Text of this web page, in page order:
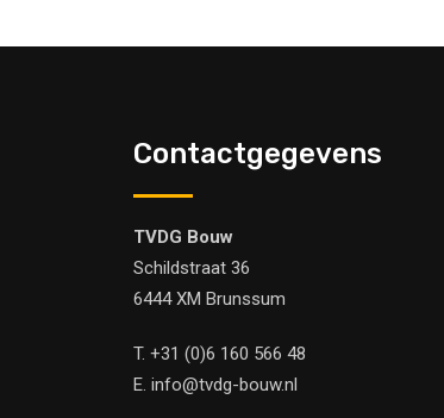
Contactgegevens
TVDG Bouw
Schildstraat 36
6444 XM Brunssum
T. +31 (0)6 160 566 48
E. info@tvdg-bouw.nl